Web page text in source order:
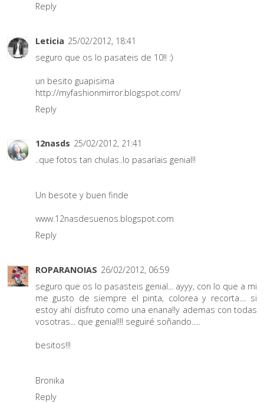
Reply
Leticia 25/02/2012, 18:41
seguro que os lo pasateis de 10!! :)
un besito guapisima
http://myfashionmirror.blogspot.com/
Reply
12nasds 25/02/2012, 21:41
..que fotos tan chulas..lo pasaríais genial!!
Un besote y buen finde
www.12nasdesuenos.blogspot.com
Reply
ROPARANOIAS 26/02/2012, 06:59
seguro que os lo pasasteis genial... ayyy, con lo que a mi
me gusto de siempre el pinta, colorea y recorta.... si
estoy ahí disfruto como una enana!!y ademas con todas
vosotras... que genial!!! seguiré soñando.....
besitos!!!
Bronika
Reply